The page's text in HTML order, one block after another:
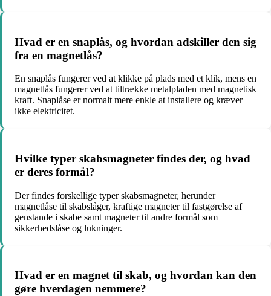
Hvad er en snaplås, og hvordan adskiller den sig
fra en magnetlås?
En snaplås fungerer ved at klikke på plads med et klik, mens en
magnetlås fungerer ved at tiltrække metalpladen med magnetisk
kraft. Snaplåse er normalt mere enkle at installere og kræver
ikke elektricitet.
Hvilke typer skabsmagneter findes der, og hvad
er deres formål?
Der findes forskellige typer skabsmagneter, herunder
magnetlåse til skabslåger, kraftige magneter til fastgørelse af
genstande i skabe samt magneter til andre formål som
sikkerhedslåse og lukninger.
Hvad er en magnet til skab, og hvordan kan den
gøre hverdagen nemmere?